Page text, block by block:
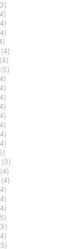
(4)
(4)
(5)
(3)
(4)
(4)